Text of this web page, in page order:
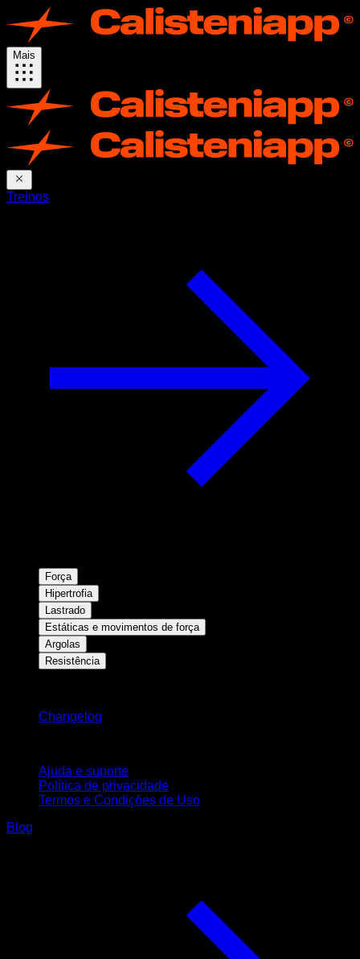
Mais
Treinos
Força
Hipertrofia
Lastrado
Estáticas e movimentos de força
Argolas
Resistência
Changelog
Ajuda e suporte
Política de privacidade
Termos e Condições de Uso
Blog